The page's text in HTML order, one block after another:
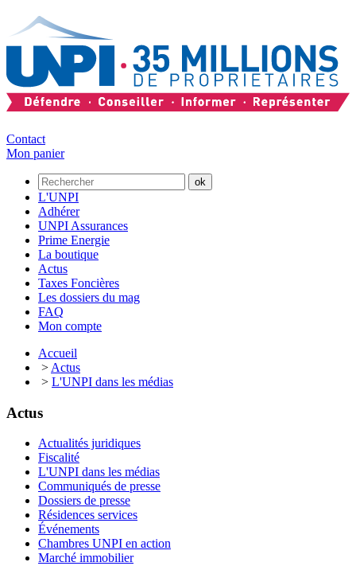
Contact
Mon panier
L'UNPI
Adhérer
UNPI Assurances
Prime Energie
La boutique
Actus
Taxes Foncières
Les dossiers du mag
FAQ
Mon compte
Accueil
> Actus
> L'UNPI dans les médias
Actus
Actualités juridiques
Fiscalité
L'UNPI dans les médias
Communiqués de presse
Dossiers de presse
Résidences services
Événements
Chambres UNPI en action
Marché immobilier